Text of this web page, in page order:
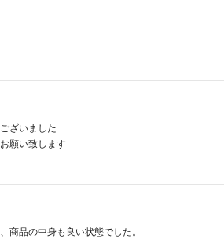
ざいました
願い致します
商品の中身も良い状態でした。